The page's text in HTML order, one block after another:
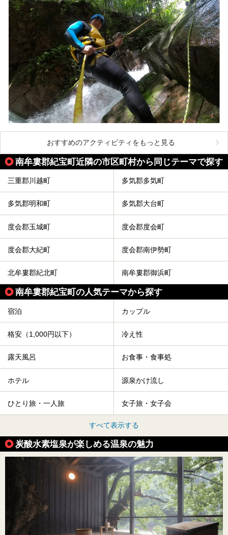
おすすめのアクティビティをもっと見る
南牟婁郡紀宝町近隣の市区町村から同じテーマで探す
三重郡川越町 多気郡多気町
多気郡明和町 多気郡大台町
度会郡玉城町 度会郡度会町
度会郡大紀町 度会郡南伊勢町
北牟婁郡紀北町 南牟婁郡御浜町
南牟婁郡紀宝町の人気テーマから探す
宿泊 カップル
格安（1,000円以下） 冷え性
露天風呂 お食事・食事処
ホテル 源泉かけ流し
ひとり旅・一人旅 女子旅・女子会
すべて表示する
炭酸水素塩泉が楽しめる温泉の魅力